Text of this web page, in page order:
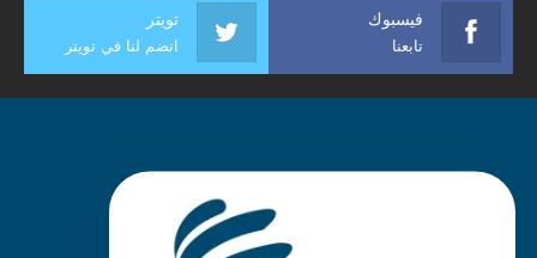
فيسبوك
تابعنا
تويتر
انضم لنا في تويتر